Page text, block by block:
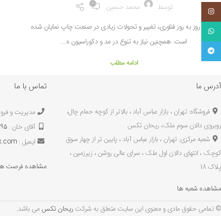
توسط محمد حسین 0
با رشد روز به‌ روز فناوری، تغییر و تحولات زیادی در صنعت چاپ نمایان شده
است. همچنین نیاز به تنوع در مد و دکوراسیون ه...
ادامه مطلب
آدرس ما
فروشگاه: تهران ، بازار عباس آباد ، بالاتر از کوچه حمام چال،
روبروی دالان سوم ملک، ریحان تکس
شعبه مرکزی: تهران ، بازار عباس آباد ، پایین تر از چهار سوق
کوچک ، انتهای دالان اول ملک ، سرای عالی روشن ، زیرزمین ،
پلاک 18
مشاهده شعبه ها
تماس با ما
مدیریت و
آقای خان :
ایمیل :
مشاهده فرصت
© تمامی حقوق مادی و معنوی این سایت متعلق به شرکت ریحان تکس می باشد.
واتساپ